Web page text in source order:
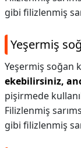
gibi filizlenmiş
Yeşermiş
Yeşermiş soğan
ekebilirsiniz,
pişirmede
Filizlenmiş
gibi filizlenmiş